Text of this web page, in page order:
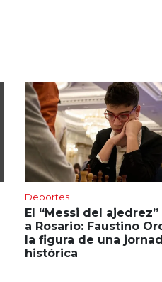
Deportes
El “Messi del
a Rosario: Faustino
la figura de una
histórica